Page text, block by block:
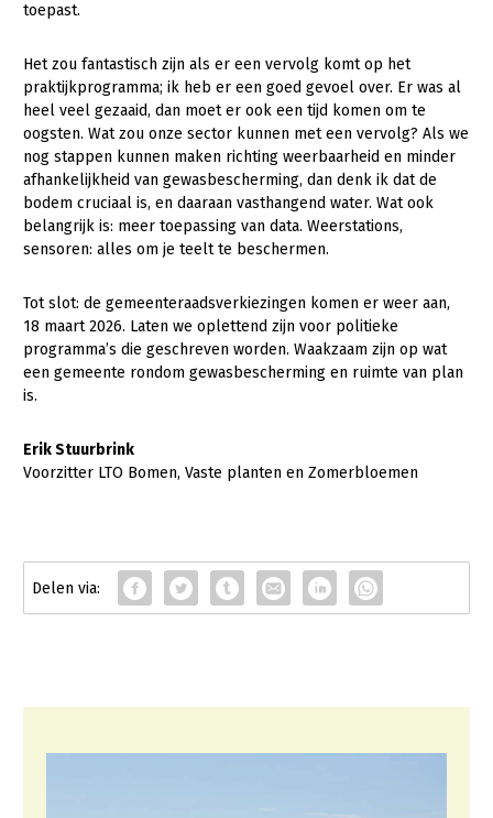
Mensen
Bestuur en Directie
Medewerkers
Vakgroepbestuurders
Jaarverslag 2023
Vacatures
Pers
Contact
toepast.
Het zou fantastisch zijn als er een vervolg komt op het
praktijkprogramma; ik heb er een goed gevoel over. Er was al
heel veel gezaaid, dan moet er ook een tijd komen om te
oogsten. Wat zou onze sector kunnen met een vervolg? Als we
nog stappen kunnen maken richting weerbaarheid en minder
afhankelijkheid van gewasbescherming, dan denk ik dat de
bodem cruciaal is, en daaraan vasthangend water. Wat ook
belangrijk is: meer toepassing van data. Weerstations,
sensoren: alles om je teelt te beschermen.
Tot slot: de gemeenteraadsverkiezingen komen er weer aan,
18 maart 2026. Laten we oplettend zijn voor politieke
programma’s die geschreven worden. Waakzaam zijn op wat
een gemeente rondom gewasbescherming en ruimte van plan
is.
Erik Stuurbrink
Voorzitter LTO Bomen, Vaste planten en Zomerbloemen